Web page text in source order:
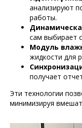
анализируют
работы.
сам выбирает
Модуль
жидкости для
получает
Эти технологии
минимизируя